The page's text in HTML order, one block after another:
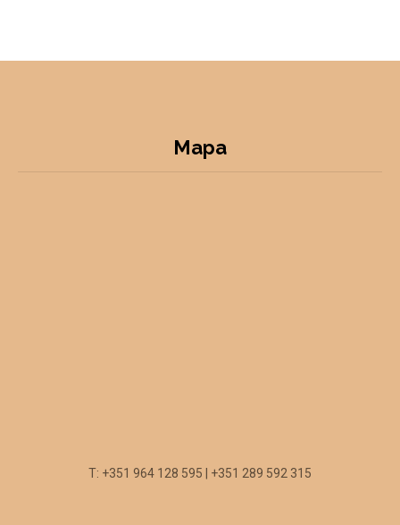
Mapa
T: +351 964 128 595 | +351 289 592 315